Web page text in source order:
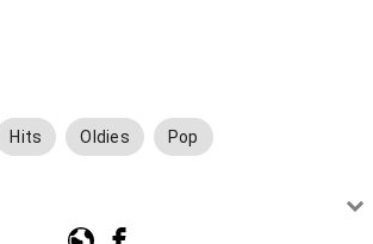
Hits Oldies Pop